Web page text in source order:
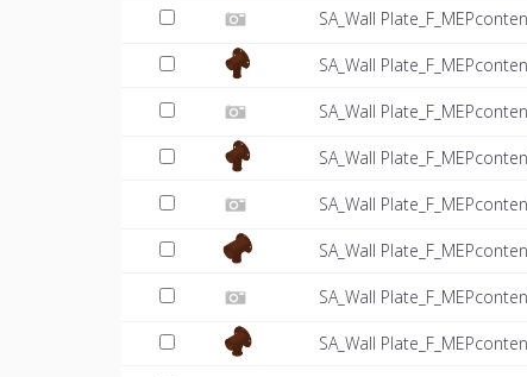
SA_Wall
SA_Wall
SA_Wall
SA_Wall
SA_Wall
SA_Wall
SA_Wall
SA_Wall